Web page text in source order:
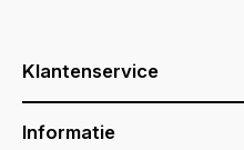
Klantenservice
Informatie